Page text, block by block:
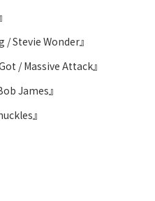
/ Stevie Wonder』
/ Massive Attack』
James』
』